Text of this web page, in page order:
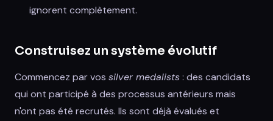
ignorent complètement.
Construisez un système évolutif
Commencez par vos silver medalists: des candidats
qui ont participé à des processus antérieurs mais
n'ont pas été recrutés. Ils sont déjà évalués et